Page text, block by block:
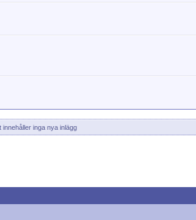
innehåller inga nya inlägg